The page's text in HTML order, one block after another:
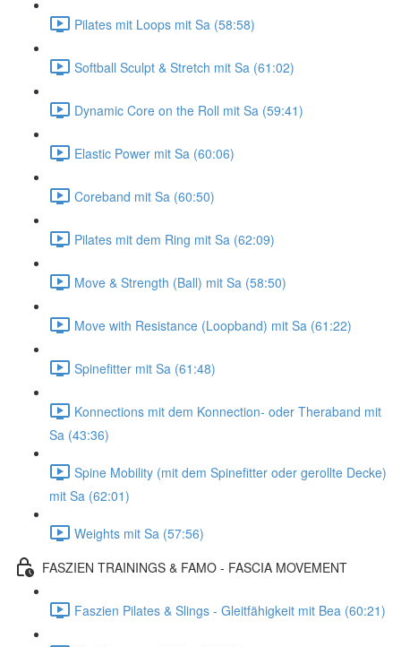
Pilates mit Loops mit Sa (58:58)
Softball Sculpt & Stretch mit Sa (61:02)
Dynamic Core on the Roll mit Sa (59:41)
Elastic Power mit Sa (60:06)
Coreband mit Sa (60:50)
Pilates mit dem Ring mit Sa (62:09)
Move & Strength (Ball) mit Sa (58:50)
Move with Resistance (Loopband) mit Sa (61:22)
Spinefitter mit Sa (61:48)
Konnections mit dem Konnection- oder Theraband mit
Sa (43:36)
Spine Mobility (mit dem Spinefitter oder gerollte Decke)
mit Sa (62:01)
Weights mit Sa (57:56)
FASZIEN TRAININGS & FAMO - FASCIA MOVEMENT
Faszien Pilates & Slings - Gleitfähigkeit mit Bea (60:21)